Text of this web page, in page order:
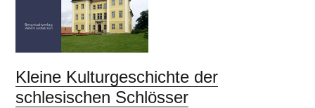
Kleine Kulturgeschichte der
schlesischen Schlösser